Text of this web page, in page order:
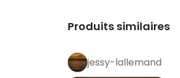
Produits similaires
jessy-lallemand